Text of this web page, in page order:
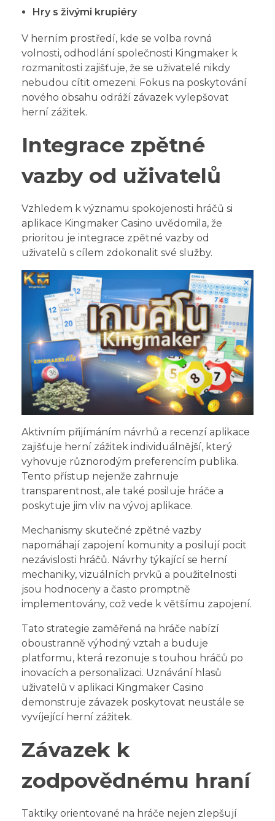
Hry s živými krupiéry
V herním prostředí, kde se volba rovná
volnosti, odhodlání společnosti Kingmaker k
rozmanitosti zajišťuje, že se uživatelé nikdy
nebudou cítit omezeni. Fokus na poskytování
nového obsahu odráží závazek vylepšovat
herní zážitek.
Integrace zpětné
vazby od uživatelů
Vzhledem k významu spokojenosti hráčů si
aplikace Kingmaker Casino uvědomila, že
prioritou je integrace zpětné vazby od
uživatelů s cílem zdokonalit své služby.
Aktivním přijímáním návrhů a recenzí aplikace
zajišťuje herní zážitek individuálnější, který
vyhovuje různorodým preferencím publika.
Tento přístup nejenže zahrnuje
transparentnost, ale také posiluje hráče a
poskytuje jim vliv na vývoj aplikace.
Mechanismy skutečné zpětné vazby
napomáhají zapojení komunity a posilují pocit
nezávislosti hráčů. Návrhy týkající se herní
mechaniky, vizuálních prvků a použitelnosti
jsou hodnoceny a často promptně
implementovány, což vede k většímu zapojení.
Tato strategie zaměřená na hráče nabízí
oboustranně výhodný vztah a buduje
platformu, která rezonuje s touhou hráčů po
inovacích a personalizaci. Uznávání hlasů
uživatelů v aplikaci Kingmaker Casino
demonstruje závazek poskytovat neustále se
vyvíjející herní zážitek.
Závazek k
zodpovědnému hraní
Taktiky orientované na hráče nejen zlepšují